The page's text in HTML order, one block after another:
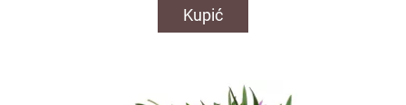
Kupić